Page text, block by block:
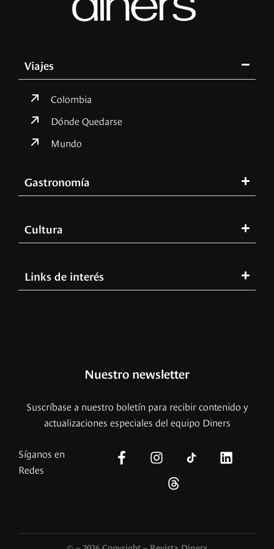
Viajes
Colombia
Dónde Quedarse
Mundo
Gastronomía
Cultura
Links de interés
Nuestro newsletter
Suscríbase a nuestro boletín para recibir contenido y
actualizaciones especiales del equipo Diners
Síganos en
Redes
© – 2026 Copyright – Revista Diners